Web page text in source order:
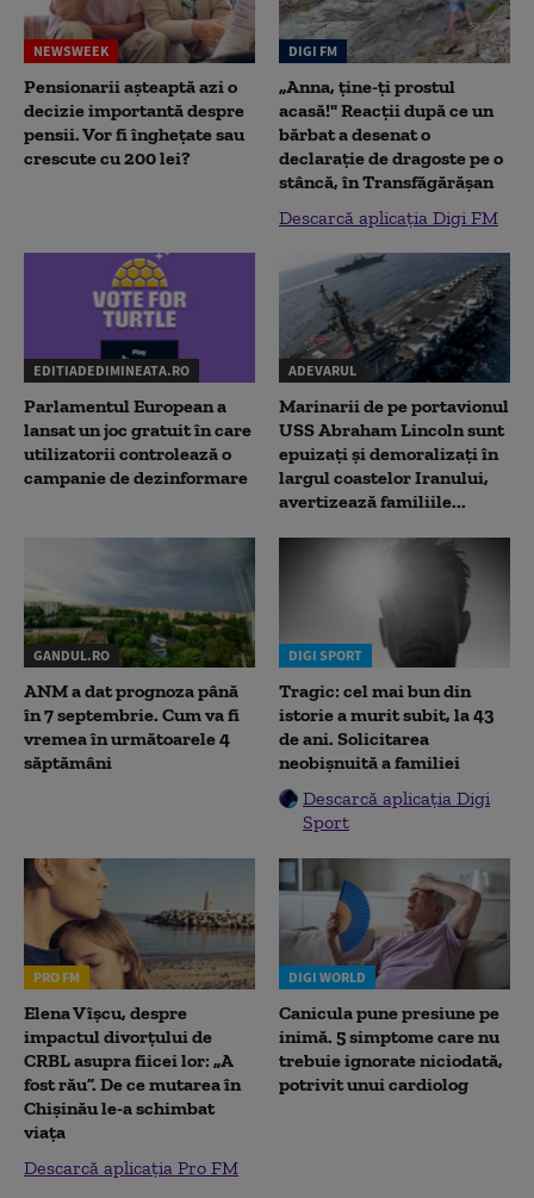
NEWSWEEK
Pensionarii așteaptă azi o
decizie importantă despre
pensii. Vor fi înghețate sau
crescute cu 200 lei?
DIGI FM
„Anna, ţine-ţi prostul
acasă!" Reacţii după ce un
bărbat a desenat o
declaraţie de dragoste pe o
stâncă, în Transfăgărăşan
Descarcă aplicația Digi FM
EDITIADEDIMINEATA.RO
Parlamentul European a
lansat un joc gratuit în care
utilizatorii controlează o
campanie de dezinformare
ADEVARUL
Marinarii de pe portavionul
USS Abraham Lincoln sunt
epuizați și demoralizați în
largul coastelor Iranului,
avertizează familiile...
GANDUL.RO
ANM a dat prognoza până
în 7 septembrie. Cum va fi
vremea în următoarele 4
săptămâni
DIGI SPORT
Tragic: cel mai bun din
istorie a murit subit, la 43
de ani. Solicitarea
neobișnuită a familiei
Descarcă aplicația Digi
Sport
PRO FM
Elena Vîșcu, despre
impactul divorțului de
CRBL asupra fiicei lor: „A
fost rău”. De ce mutarea în
Chișinău le-a schimbat
viața
Descarcă aplicația Pro FM
DIGI WORLD
Canicula pune presiune pe
inimă. 5 simptome care nu
trebuie ignorate niciodată,
potrivit unui cardiolog